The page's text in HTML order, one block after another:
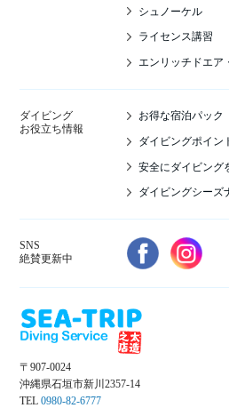
シュノーケル
ライセンス講習
エンリッチドエア
ダイビング
お役立ち情報
お得な宿泊パック
ダイビングポイン
安全にダイビング
ダイビングシーズ
SNS
絶賛更新中
〒907-0024
沖縄県石垣市新川2357-14
TEL 0980-82-6777